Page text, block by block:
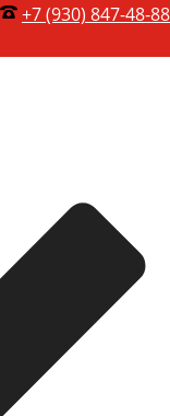
+7 (930) 847-48-88